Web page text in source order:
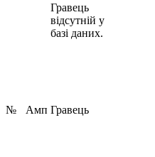
Гравець
відсутній у
базі даних.
№ Амп Гравець